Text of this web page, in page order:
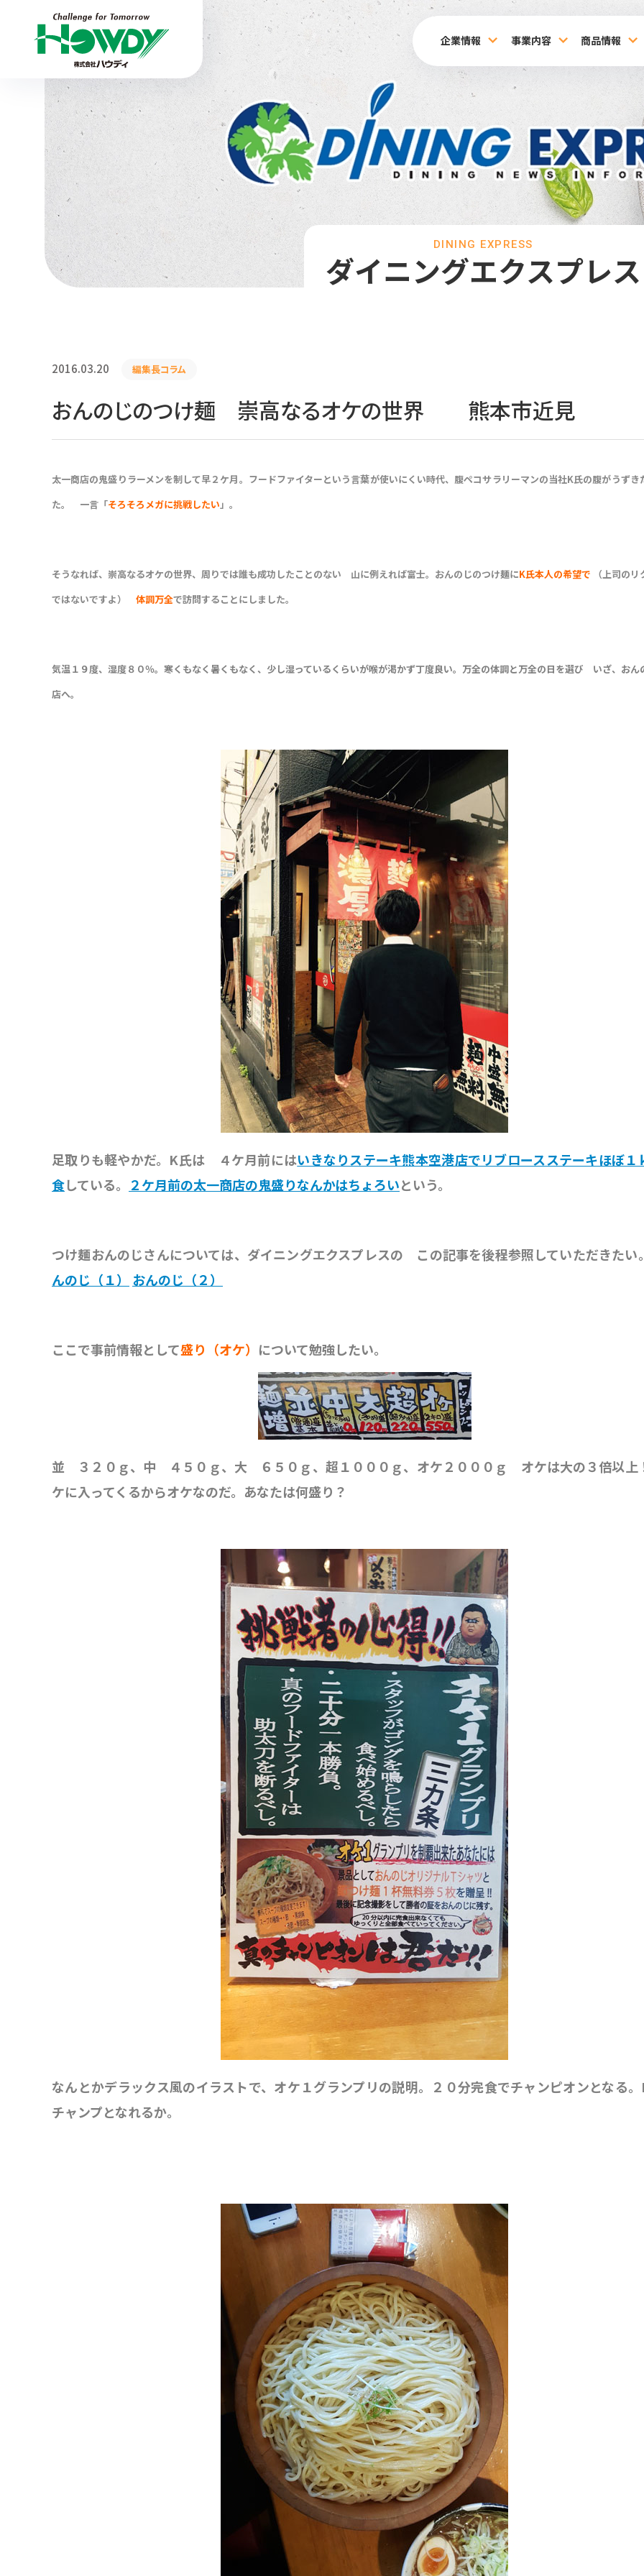
企業情報 事業内容 商品情報
ダイニングエクスプレス
DINING EXPRESS
2016.03.20 編集長コラム
おんのじのつけ麺 崇高なるオケの世界 熊本市近見
太一商店の鬼盛りラーメンを制して早２ケ月。フードファイターという言葉が使いにくい時代、腹ペコサラリーマンの当社K氏の腹がうずき
た。 一言「そろそろメガに挑戦したい」。
そうなれば、崇高なるオケの世界、周りでは誰も成功したことのない 山に例えれば富士。おんのじのつけ麺にK氏本人の希望で （上司の
ではないですよ） 体調万全で訪問することにしました。
気温１９度、湿度８０％。寒くもなく暑くもなく、少し湿っているくらいが喉が渇かず丁度良い。万全の体調と万全の日を選び いざ、おん
店へ。
足取りも軽やかだ。K氏は ４ケ月前にはいきなりステーキ熊本空港店でリブロースステーキほぼ１
食している。 ２ケ月前の太一商店の鬼盛りなんかはちょろいという。
つけ麺おんのじさんについては、ダイニングエクスプレスの この記事を後程参照していただきた
んのじ（１）
おんのじ（２）
ここで事前情報として盛り（オケ） について勉強したい。
並 ３２０ｇ、中 ４５０ｇ、大 ６５０ｇ、超１０００ｇ、オケ２０００ｇ オケは大の３倍以上
ケに入ってくるからオケなのだ。あなたは何盛り？
なんとかデラックス風のイラストで、オケ１グランプリの説明。２０分完食でチャンピオンとなる
チャンプとなれるか。